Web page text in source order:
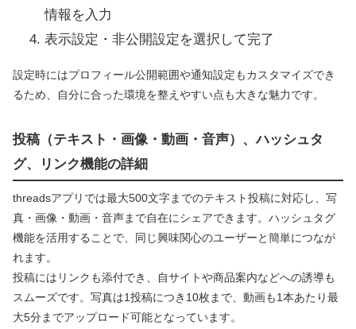
情報を入力
表示設定・非公開設定を選択して完了
設定時にはプロフィール公開範囲や通知設定もカスタマイズでき
るため、自分に合った環境を整えやすい点も大きな魅力です。
投稿（テキスト・画像・動画・音声）、ハッシュタ
グ、リンク機能の詳細
threadsアプリでは最大500文字までのテキスト投稿に対応し、写
真・画像・動画・音声まで自在にシェアできます。ハッシュタグ
機能を活用することで、同じ興味関心のユーザーと簡単につなが
れます。
投稿にはリンクも添付でき、自サイトや商品案内などへの誘導も
スムーズです。写真は1投稿につき10枚まで、動画も1本あたり最
大5分までアップロード可能となっています。